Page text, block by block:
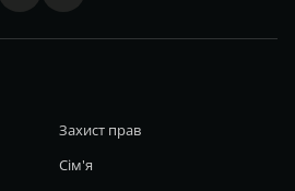
Захист прав
Сім'я